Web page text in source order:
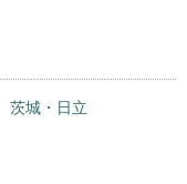
茨城・日立